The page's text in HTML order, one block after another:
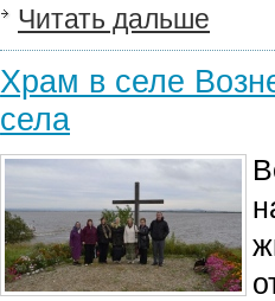
Читать дальше
Храм в селе
села